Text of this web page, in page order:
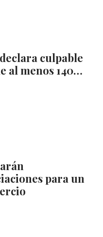
culpable
al menos 140…
para un